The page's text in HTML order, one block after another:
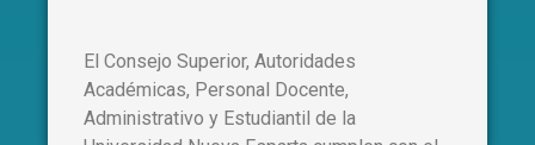
El Consejo Superior, Autoridades
Académicas, Personal Docente,
Administrativo y Estudiantil de la